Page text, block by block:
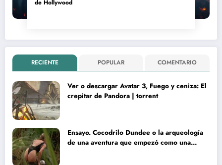
de Hollywood
RECIENTE POPULAR COMENTARIO
Ver o descargar Avatar 3, Fuego y ceniza: El
crepitar de Pandora | torrent
Ensayo. Cocodrilo Dundee o la arqueología
de una aventura que empezó como una